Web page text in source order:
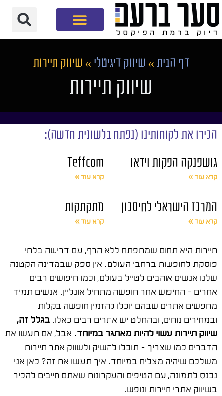
דף הבית » שיווק דיגיטלי » שיווק תיירות
שיווק תיירות
הכירו את לקוחותינו (נפתח בלשונית חדשה):
גושפנקה הפקות וידאו
קרא עוד »
Teffcom
קרא עוד »
המרכז הישראלי לחיסכון
קרא עוד »
מתקתקות
קרא עוד »
תיירות היא תחום שמתפתח ללא הרף, עם דרישה בלתי
פוסקת לחופשות ברחבי העולם. אין ספק שבמדינה הקטנה
שלנו אנשים אוהבים לטייל בעולם, וכמו חיפושים רבים
אחרים – החיפוש אחר חופשה מתחיל אונליין. אנשים תמיד
מחפשים אתרים שבהם יוכלו להזמין חופשה בקלות
ובמחירים נוחים, ובהחלט יש אתרים רבים כאלו. בגלל זה,
שיווק תיירות עשוי להיות מאתגר במיוחד. אבל, אם תעשו את
הדברים כמו שצריך – תוכלו להשיק ולשווק אתר תיירות
משלכם שיהיה מצליח במיוחד. איך תעשו את זה? כאן אני
נכנס לתמונה, עם הטיפים והעקרונות שאתם חייבים להכיר
בשיווק אתרי תיירות ונופש.